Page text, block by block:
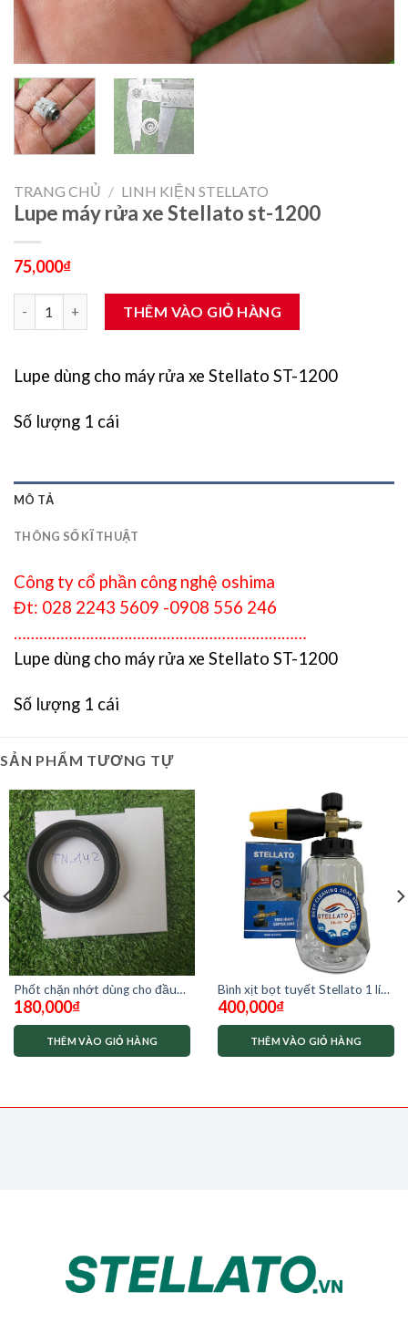
TRANG CHỦ / LINH KIỆN STELLATO
Lupe máy rửa xe Stellato st-1200
75,000₫
Lupe máy rửa xe Stellato st-1200 số lượng
THÊM VÀO GIỎ HÀNG
Lupe dùng cho máy rửa xe Stellato ST-1200
Số lượng 1 cái
MÔ TẢ
THÔNG SỐ KĨ THUẬT
Công ty cổ phần công nghệ oshima
Đt: 028 2243 5609 -0908 556 246
……………………………………………………………
Lupe dùng cho máy rửa xe Stellato ST-1200
Số lượng 1 cái
SẢN PHẨM TƯƠNG TỰ
Phốt chặn nhớt dùng cho đầu
xịt tainong tn-142
180,000₫
THÊM VÀO GIỎ HÀNG
Bình xịt bọt tuyết Stellato 1 lít
XB03
400,000₫
THÊM VÀO GIỎ HÀNG